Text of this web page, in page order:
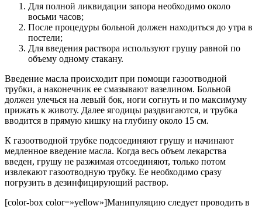
Для полной ликвидации запора необходимо около
восьми часов;
После процедуры больной должен находиться до утра в
постели;
Для введения раствора используют грушу равной по
объему одному стакану.
Введение масла происходит при помощи газоотводной
трубки, а наконечник ее смазывают вазелином. Больной
должен улечься на левый бок, ноги согнуть и по максимуму
прижать к животу. Далее ягодицы раздвигаются, и трубка
вводится в прямую кишку на глубину около 15 см.
К газоотводной трубке подсоединяют грушу и начинают
медленное введение масла. Когда весь объем лекарства
введен, грушу не разжимая отсоединяют, только потом
извлекают газоотводную трубку. Ее необходимо сразу
погрузить в дезинфицирующий раствор.
[color-box color=»yellow»]Манипуляцию следует проводить в